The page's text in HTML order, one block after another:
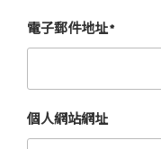
電子郵件地址*
個人網站網址